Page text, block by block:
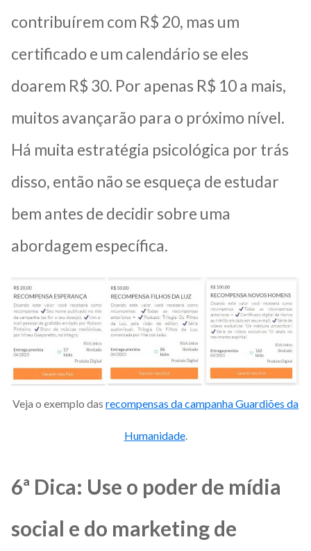
contribuírem com R$ 20, mas um
certificado e um calendário se eles
doarem R$ 30. Por apenas R$ 10 a mais,
muitos avançarão para o próximo nível.
Há muita estratégia psicológica por trás
disso, então não se esqueça de estudar
bem antes de decidir sobre uma
abordagem específica.
Veja o exemplo das recompensas da campanha Guardiões da
Humanidade.
6ª Dica: Use o poder de mídia
social e do marketing de